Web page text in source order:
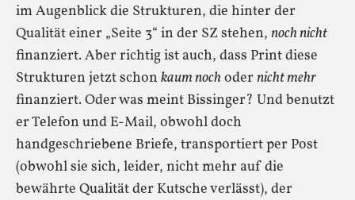
im Augenblick die Strukturen, die hinter der
Qualität einer „Seite 3“ in der SZ stehen, noch nicht
finanziert. Aber richtig ist auch, dass Print diese
Strukturen jetzt schon kaum nochoder nicht mehr
finanziert. Oder was meint Bissinger? Und benutzt
er Telefon und E-Mail, obwohl doch
handgeschriebene Briefe, transportiert per Post
(obwohl sie sich, leider, nicht mehr auf die
bewährte Qualität der Kutsche verlässt), der